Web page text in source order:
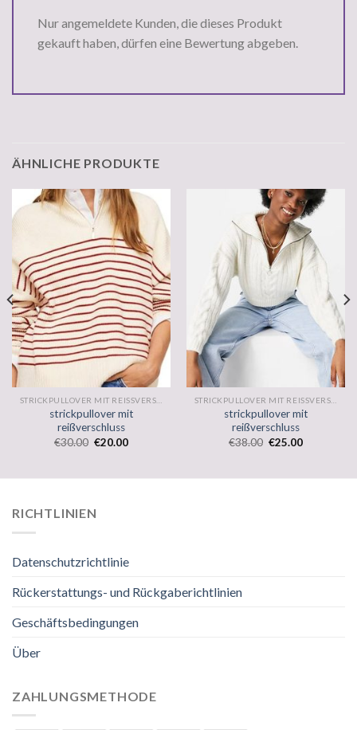
Nur angemeldete Kunden, die dieses Produkt
gekauft haben, dürfen eine Bewertung abgeben.
ÄHNLICHE PRODUKTE
STRICKPULLOVER MIT REISSVERSCHLUSS
strickpullover mit
reißverschluss
€30.00 €20.00
STRICKPULLOVER MIT REISSVERSCHLUSS
strickpullover mit
reißverschluss
€38.00 €25.00
RICHTLINIEN
Datenschutzrichtlinie
Rückerstattungs- und Rückgaberichtlinien
Geschäftsbedingungen
Über
ZAHLUNGSMETHODE